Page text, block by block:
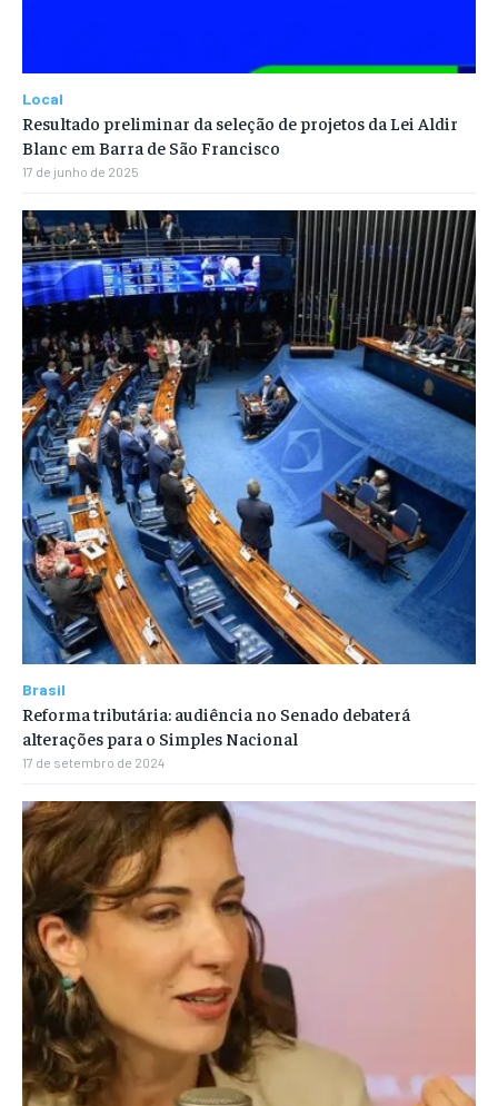
Local
Resultado preliminar da seleção de projetos da Lei Aldir
Blanc em Barra de São Francisco
17 de junho de 2025
Brasil
Reforma tributária: audiência no Senado debaterá
alterações para o Simples Nacional
17 de setembro de 2024